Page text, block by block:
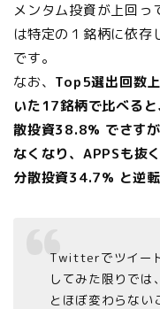
メンタム投資が上回っ
は特定の１銘柄に依存
です。
なお、 Top5選出回数
いた17銘柄で比べる
散投資38.8% でさす
なくなり、APPSも抜
分散投資34.7% と逆転
Twitterでツイー
してみた限りでは
とほぼ変わらない